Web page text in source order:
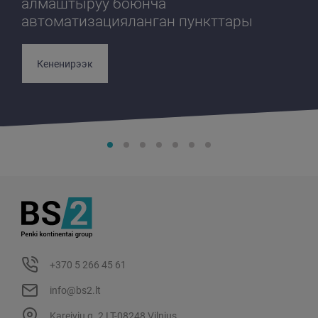
автоматизацияланган пункттары
Кененирээк
+370 5 266 45 61
info@bs2.lt